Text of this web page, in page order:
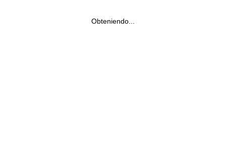
Obteniendo...